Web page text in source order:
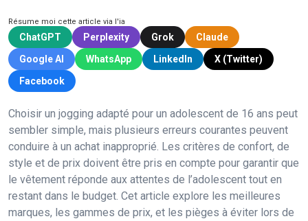
Résume moi cette article via l'ia
ChatGPT Perplexity Grok
Claude
Google AI
WhatsApp LinkedIn
X (Twitter)
Facebook
Choisir un jogging adapté pour un adolescent de 16 ans peut
sembler simple, mais plusieurs erreurs courantes peuvent
conduire à un achat inapproprié. Les critères de confort, de
style et de prix doivent être pris en compte pour garantir que
le vêtement réponde aux attentes de l’adolescent tout en
restant dans le budget. Cet article explore les meilleures
marques, les gammes de prix, et les pièges à éviter lors de